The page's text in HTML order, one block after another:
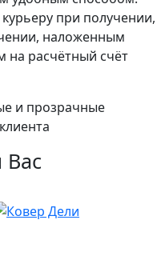
при получении,
наложенным
на расчётный счёт
и прозрачные
Вас